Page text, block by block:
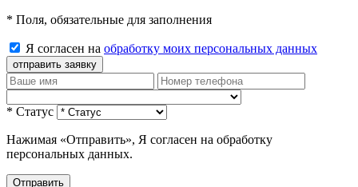
* Поля, обязательные для заполнения
Я согласен на обработку моих персональных данных
отправить заявку
* Статус
Нажимая «Отправить», Я согласен на обработку
персональных данных.